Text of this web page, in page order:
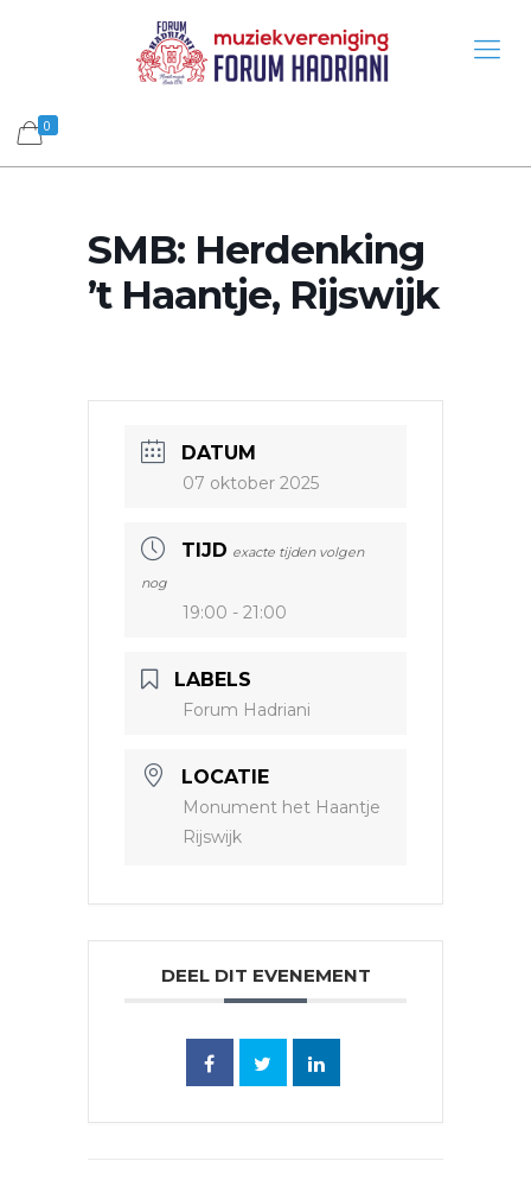
0
SMB: Herdenking
’t Haantje, Rijswijk
DATUM
07 oktober 2025
TIJD exacte tijden volgen
nog
19:00 - 21:00
LABELS
Forum Hadriani
LOCATIE
Monument het Haantje
Rijswijk
DEEL DIT EVENEMENT